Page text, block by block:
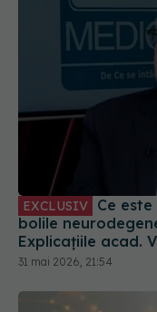
EXCLUSIV
bolile
Explicațiile acad.
31 mai 2026, 21:54